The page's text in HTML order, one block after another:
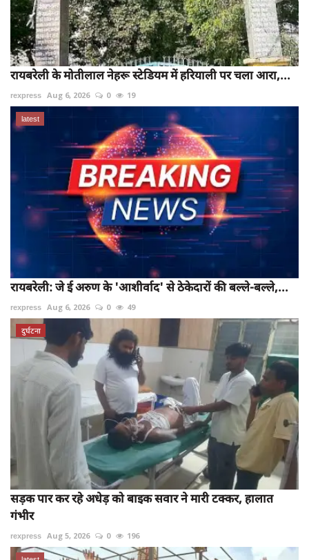
रायबरेली के मोतीलाल नेहरू स्टेडियम में हरियाली पर चला आरा,...
rexpress Aug 6, 2026 0 19
latest
रायबरेली: जे ई अरुण के 'आशीर्वाद' से ठेकेदारों की बल्ले-बल्ले,...
rexpress Aug 6, 2026 0 49
दुर्घटना
सड़क पार कर रहे अधेड़ को बाइक सवार ने मारी टक्कर, हालात
गंभीर
rexpress Aug 5, 2026 0 196